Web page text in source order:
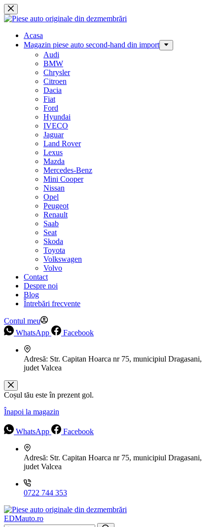
Sari
la
Acasa
Magazin piese auto second-hand din import
Audi
BMW
Chrysler
Citroen
Dacia
Fiat
Ford
Hyundai
IVECO
Jaguar
Land Rover
Lexus
Mazda
Mercedes-Benz
Mini Cooper
Nissan
Opel
Peugeot
Renault
Saab
Seat
Skoda
Toyota
Volkswagen
Volvo
Contact
Despre noi
Blog
Întrebări frecvente
Contul meu
WhatsApp
Facebook
Adresă: Str. Capitan Hoarca nr 75, municipiul Dragasani,
judet Valcea
Coșul tău este în prezent gol.
Înapoi la magazin
WhatsApp Facebook
Adresă: Str. Capitan Hoarca nr 75, municipiul Dragasani,
judet Valcea
0722 744 353
EDMauto.ro